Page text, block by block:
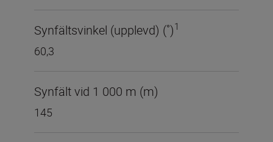
Synfältsvinkel (upplevd) (˚)1
60,3
Synfält vid 1 000 m (m)
145